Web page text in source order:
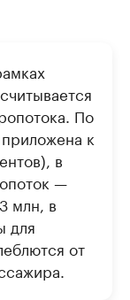
По
к
в
—
млн, в
для
от